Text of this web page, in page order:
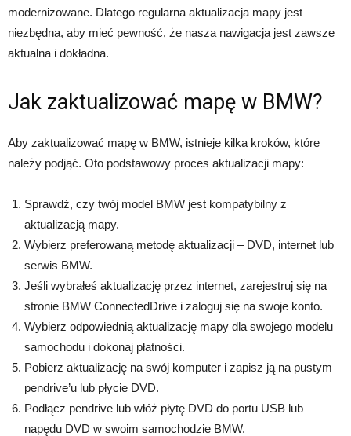
modernizowane. Dlatego regularna aktualizacja mapy jest
niezbędna, aby mieć pewność, że nasza nawigacja jest zawsze
aktualna i dokładna.
Jak zaktualizować mapę w BMW?
Aby zaktualizować mapę w BMW, istnieje kilka kroków, które
należy podjąć. Oto podstawowy proces aktualizacji mapy:
Sprawdź, czy twój model BMW jest kompatybilny z
aktualizacją mapy.
Wybierz preferowaną metodę aktualizacji – DVD, internet lub
serwis BMW.
Jeśli wybrałeś aktualizację przez internet, zarejestruj się na
stronie BMW ConnectedDrive i zaloguj się na swoje konto.
Wybierz odpowiednią aktualizację mapy dla swojego modelu
samochodu i dokonaj płatności.
Pobierz aktualizację na swój komputer i zapisz ją na pustym
pendrive’u lub płycie DVD.
Podłącz pendrive lub włóż płytę DVD do portu USB lub
napędu DVD w swoim samochodzie BMW.